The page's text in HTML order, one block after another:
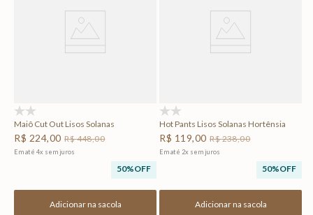
Maiô Cut Out Lisos Solanas
R$ 224,00 R$448,00
Em até 4x sem juros
50%OFF
Adicionar na sacola
Hot Pants Lisos Solanas Hortênsia
R$ 119,00 R$238,00
Em até 2x sem juros
50%OFF
Adicionar na sacola